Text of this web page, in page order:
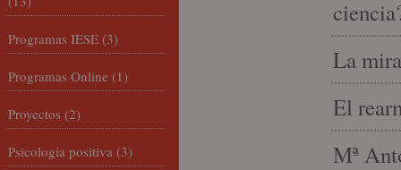
La
El
Mª
Programas IESE (3)
Programas Online (1)
Proyectos (2)
Psicología positiva (3)